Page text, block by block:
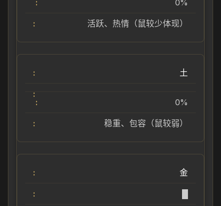
0%
活跃、热情（鼠较少体现）
土
0%
稳重、包容（鼠较弱）
金